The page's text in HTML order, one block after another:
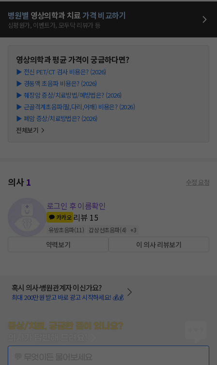
병원별 영상의학과 치료가격 비교하기
심평원가, 이벤트가, 모두닥 리뷰가 등
영상의학과평균 가격이 궁금하다면?
▶ 전신 PET/CT 검사 비용은? (2026)
▶ 경동맥 초음파 비용은? (2026)
▶ 췌장암 증상/치료방법/예방법은? (2026)
▶ 근골격계초음파(팔,다리,어깨) 비용은? (2026)
▶ 폐암 증상/치료방법은? (2026)
전체보기
의사1 수정 요청
로그인 후 이름확인
카카오 리뷰 15
유방초음파(11 ) 갑상선초음파(4) +3
약력보기 이 의사 리뷰보기
혹시 의사·병원관계자 이신가요?
최대 200만원 받고 바로 광고 시작하세요! 💰💰
증상/치료, 궁금한 점이 있나요?